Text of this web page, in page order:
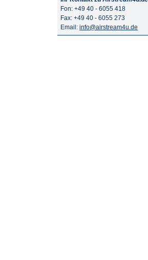
Fon: +49 40 - 6055 418
Fax: +49 40 - 6055 273
Email: info@airstream4u.de